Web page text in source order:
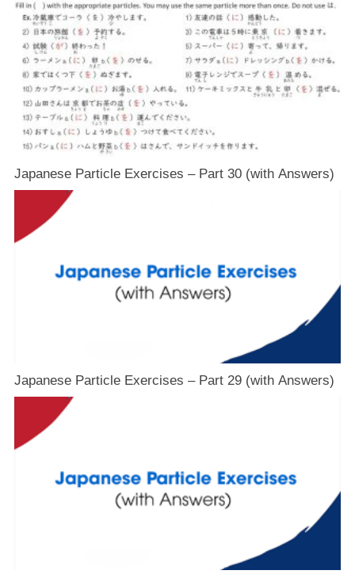
Japanese Particle Exercises – Part 30 (with Answers)
Japanese Particle Exercises – Part 29 (with Answers)